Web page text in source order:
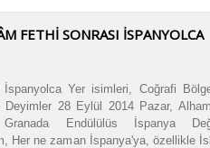
FETHİ SONRASI İSPANYOLCA
Yer isimleri, Coğrafi
Deyimler 28 Eylül 2014 Pazar,
Granada Endülülüs İspanya
Her ne zaman İspanya'ya, özellikle